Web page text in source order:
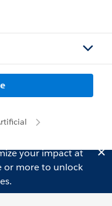
your impact at
more to unlock